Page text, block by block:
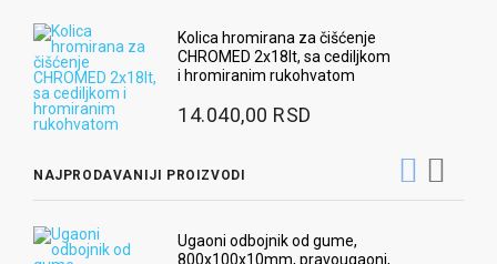
Kolica hromirana za čišćenje
CHROMED 2x18lt, sa cediljkom
i hromiranim rukohvatom
14.040,00 RSD
NAJPRODAVANIJI PROIZVODI
Ugaoni odbojnik od gume,
800x100x10mm, pravougaoni,